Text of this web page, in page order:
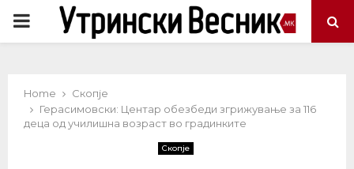
PRIMARY
Home
Скопје
Герасимовски: Центар обезбеди згрижување за 116
деца од училишна возраст во градинките
Скопје